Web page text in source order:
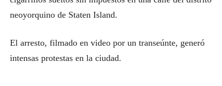
neoyorquino de Staten Island.
El arresto, filmado en video por un transeúnte, generó
intensas protestas en la ciudad.